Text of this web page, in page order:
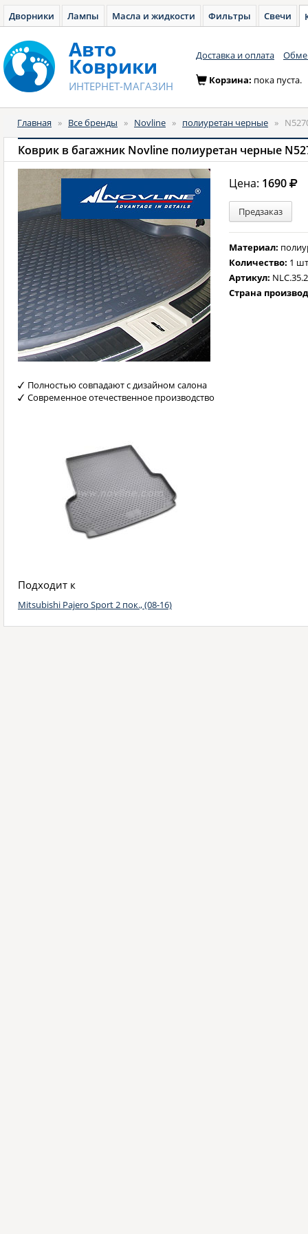
Дворники Лампы Масла и жидкости Фильтры Свечи
Авто
Коврики
ИНТЕРНЕТ-МАГАЗИН
Доставка и оплата
Корзина: пока пуста.
Главная » Все бренды » Novline » полиуретан черные »
Коврик в багажник Novline полиуретан черные
Цена: 1690
Предзаказ
Материал:
Количество: 1
Артикул:
Страна
Полностью совпадают с дизайном салона
Современное отечественное производство
Подходит к
Mitsubishi Pajero Sport 2 пок., (08-16)